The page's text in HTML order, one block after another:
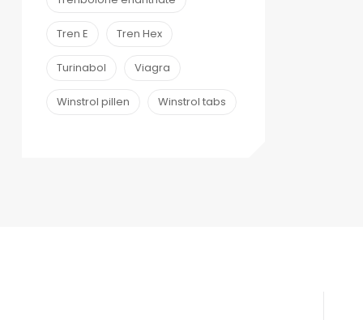
Tren E Tren Hex
Turinabol Viagra
Winstrol pillen Winstrol tabs